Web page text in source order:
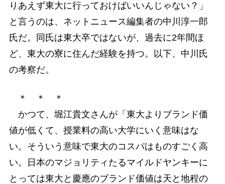
りあえず東大に行っておけばいいんじゃない？」
と言うのは、ネットニュース編集者の中川淳一郎
氏だ。同氏は東大卒ではないが、過去に2年間ほ
ど、東大の寮に住んだ経験を持つ。以下、中川氏
の考察だ。
＊ ＊ ＊
かつて、堀江貴文さんが「東大よりブランド価
値が低くて、授業料の高い大学にいく意味はな
い。そういう意味で東大のコスパはものすごく高
い。日本のマジョリティたるマイルドヤンキーに
とっては東大と慶應のブランド価値は天と地程の